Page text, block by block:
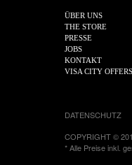
ÜBER UNS
THE STORE
PRESSE
JOBS
KONTAKT
VISA CITY OFFERS
DATENSCHUTZ
COPYRIGHT ©
* Alle Preise inkl.